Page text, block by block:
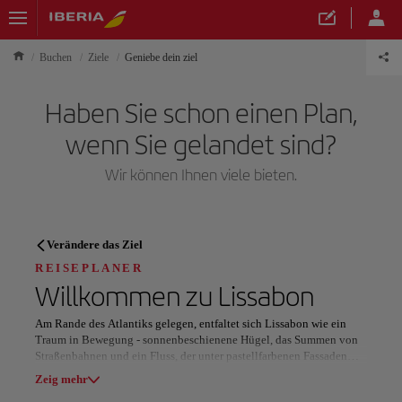
Buchen Ziele Geniebe dein ziel
Haben Sie schon einen Plan,
wenn Sie gelandet sind?
Wir können Ihnen viele bieten.
REISEPLANER
Entdecken Sie Ihr nächstes
Reiseziel
Verändere das Ziel
REISEPLANER
Willkommen zu Lissabon
Am Rande des Atlantiks gelegen, entfaltet sich Lissabon wie ein
Traum in Bewegung - sonnenbeschienene Hügel, das Summen von
Straßenbahnen und ein Fluss, der unter pastellfarbenen Fassaden
glitzert. Es ist eine Stadt, in der Geschichten von den Pflastersteinen
flüstern und Musik durch offene Fenster dringt.
Zeig mehr